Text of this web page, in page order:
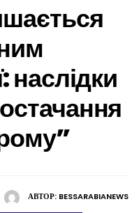
наслідки
АВТОР: BESSARABIANEWS